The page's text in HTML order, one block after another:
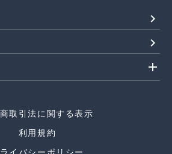
navigate_next
navigate_next
add
取引法に関する表示
利用規約